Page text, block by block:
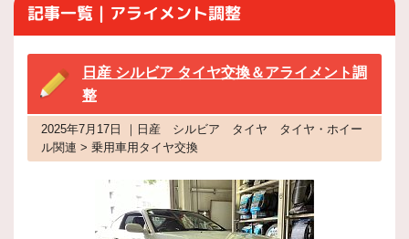
記事一覧｜アライメント調整
日産 シルビア タイヤ交換＆アライメント調
整
2025年7月17日 ｜日産 シルビア タイヤ タイヤ・ホイー
ル関連 > 乗用車用タイヤ交換